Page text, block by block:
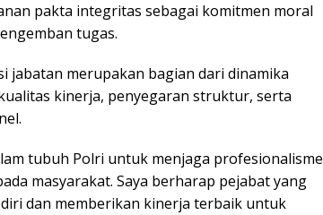
pakta integritas sebagai komitmen moral
tugas.
jabatan merupakan bagian dari dinamika
kinerja, penyegaran struktur, serta
tubuh Polri untuk menjaga profesionalisme
masyarakat. Saya berharap pejabat yang
dan memberikan kinerja terbaik untuk